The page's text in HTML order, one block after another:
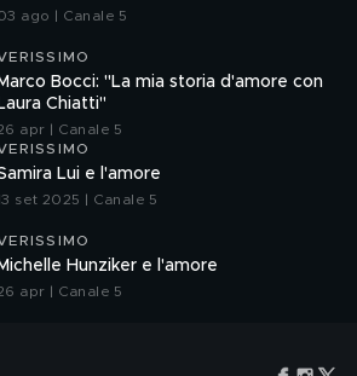
ago | Canale 5
Marco Bocci: "La mia storia d'amore con
Laura Chiatti"
apr | Canale 5
Lui e l'amore
set 2025 | Canale 5
Michelle Hunziker e l'amore
apr | Canale 5